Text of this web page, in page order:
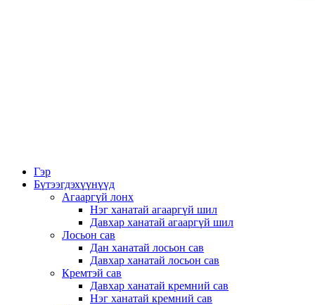
Гэр
Бүтээгдэхүүнүүд
Агааргүй лонх
Нэг ханатай агааргүй шил
Давхар ханатай агааргүй шил
Лосьон сав
Дан ханатай лосьон сав
Давхар ханатай лосьон сав
Кремтэй сав
Давхар ханатай кремний сав
Нэг ханатай кремний сав